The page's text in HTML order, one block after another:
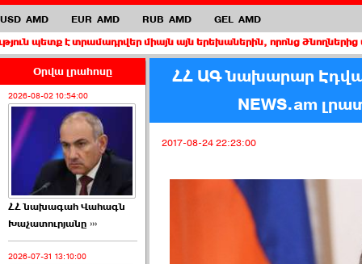
USD AMD EUR AMD RUB AMD GEL AMD
տրամադրվեր միայն այն երեխաներին, որոնց ծնողներից առնվազն
Օրվա լրահոսը
2026-08-02 10:54:00
ՀՀ նախագահ Վահագն
Խաչատուրյանը ›››
2026-07-31 13:10:00
ՀՀ ԱԳ նախարար
NEWS.am
2017-08-24 22:23:00